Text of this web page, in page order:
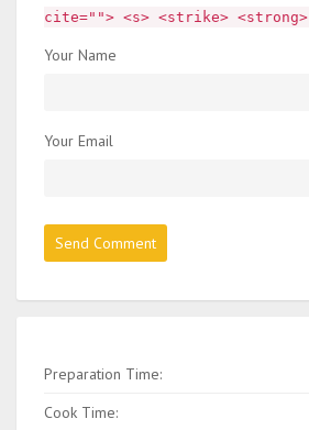
cite=""> <s> <strike> <strong>
Your Name
Your Email
Preparation Time:
Cook Time: